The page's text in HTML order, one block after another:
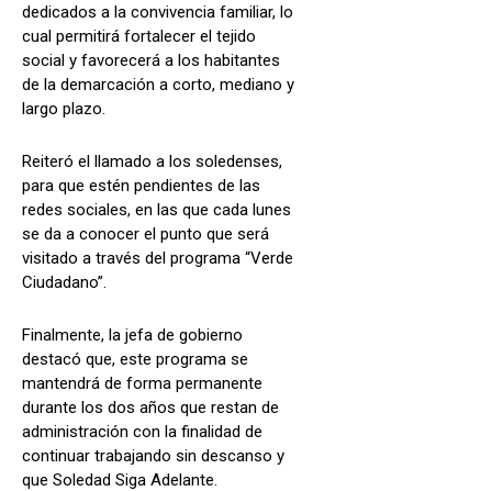
dedicados a la convivencia familiar, lo
cual permitirá fortalecer el tejido
social y favorecerá a los habitantes
de la demarcación a corto, mediano y
largo plazo.
Reiteró el llamado a los soledenses,
para que estén pendientes de las
redes sociales, en las que cada lunes
se da a conocer el punto que será
visitado a través del programa “Verde
Ciudadano”.
Finalmente, la jefa de gobierno
destacó que, este programa se
mantendrá de forma permanente
durante los dos años que restan de
administración con la finalidad de
continuar trabajando sin descanso y
que Soledad Siga Adelante.